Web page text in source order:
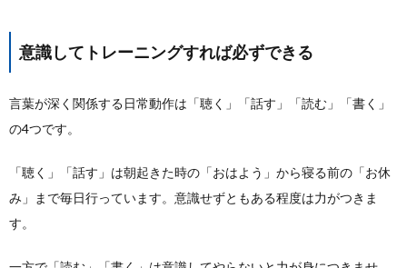
意識してトレーニングすれば必ずできる
言葉が深く関係する日常動作は「聴く」「話す」「読む」「書く」
の4つです。
「聴く」「話す」は朝起きた時の「おはよう」から寝る前の「お休
み」まで毎日行っています。意識せずともある程度は力がつきま
す。